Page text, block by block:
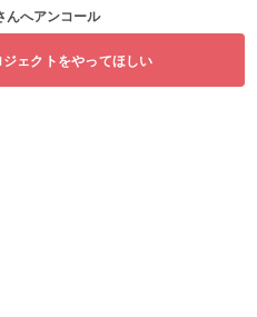
んへアンコール
ェクトをやってほしい